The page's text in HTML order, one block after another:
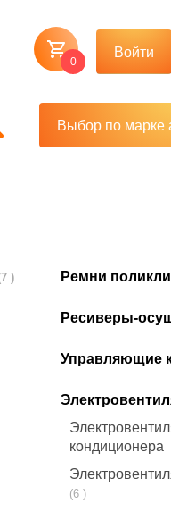
0
Войти
Выбор по марке
(7 ) Ремни
Ресиверы-
Управляющие
кондиционера
(6 )